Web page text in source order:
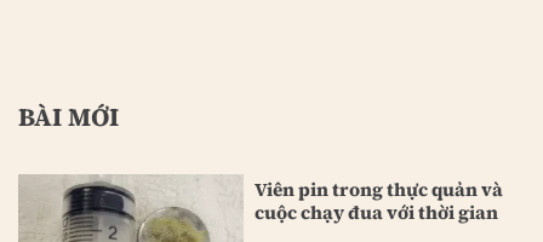
BÀI MỚI
Viên pin trong thực quản và
cuộc chạy đua với thời gian